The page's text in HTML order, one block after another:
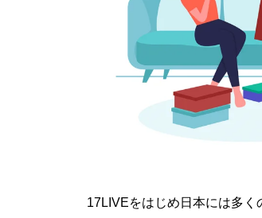
17LIVEをはじめ日本には多く